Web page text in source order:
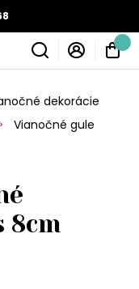
dekorácie
Vianočné gule
8cm